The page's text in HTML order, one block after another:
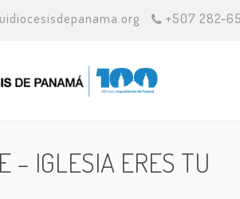
+507 282-
– IGLESIA ERES TU